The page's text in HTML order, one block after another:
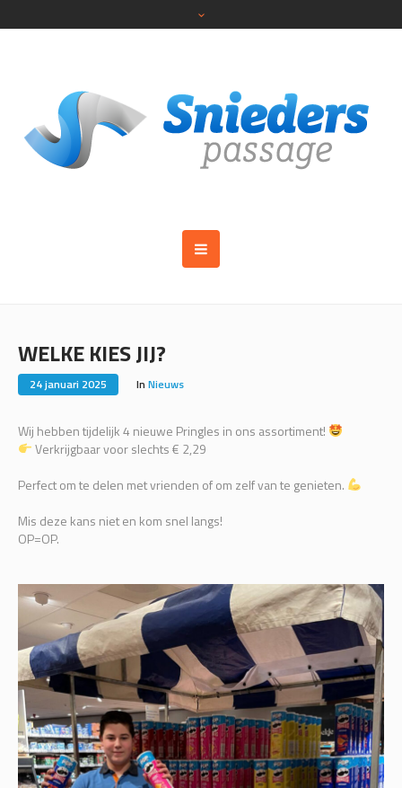
WELKE KIES JIJ?
24 januari 2025 In Nieuws
Wij hebben tijdelijk 4 nieuwe Pringles in ons assortiment!
Verkrijgbaar voor slechts € 2,29
Perfect om te delen met vrienden of om zelf van te genieten.
Mis deze kans niet en kom snel langs!
OP=OP.